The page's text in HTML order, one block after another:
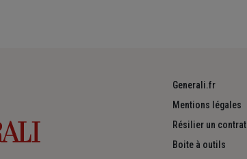
Generali.fr
Mentions légales
Résilier un contrat
Boite à outils